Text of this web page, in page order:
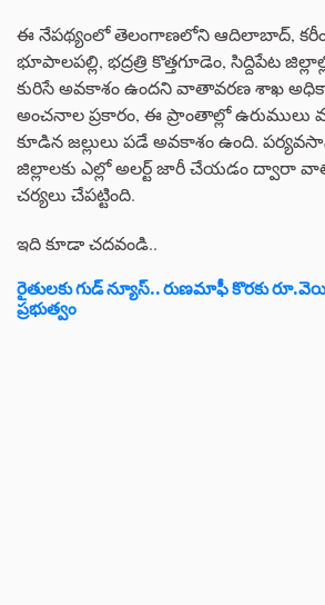
ఈ నేపథ్యంలో తెలంగాణలోని ఆదిలాబాద్,
భూపాలపల్లి, భద్రత్రి కొత్తగూడెం, సిద్దిపేట
కురిసే అవకాశం ఉందని వాతావరణ శాఖ
అంచనాల ప్రకారం, ఈ ప్రాంతాల్లో
కూడిన జల్లులు పడే అవకాశం ఉంది.
జిల్లాలకు ఎల్లో అలర్ట్ జారీ చేయడం ద్వారా
చర్యలు చేపట్టింది.
ఇది కూడా చదవండి..
రైతులకు గుడ్ న్యూస్.. రుణమాఫీ కొరకు
ప్రభుత్వం